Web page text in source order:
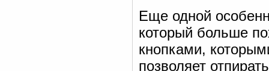
Еще одной
который больше
кнопками,
позволяет